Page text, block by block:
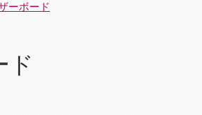
ーボード
ド